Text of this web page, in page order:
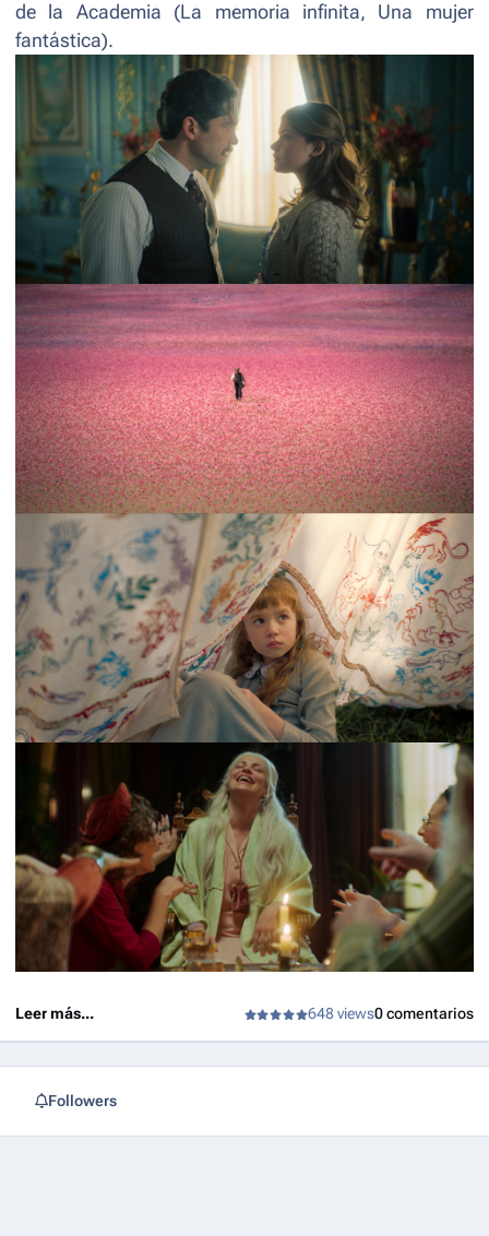
de la Academia (La memoria infinita, Una mujer
fantástica).
Leer más... 648 views0 comentarios
Followers